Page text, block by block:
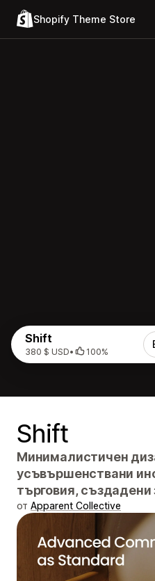
Shopify Theme Store
Shift
380 $ USD• 100%
Shift
Минималистичен
усъвършенствани
търговия,
от Apparent Collective